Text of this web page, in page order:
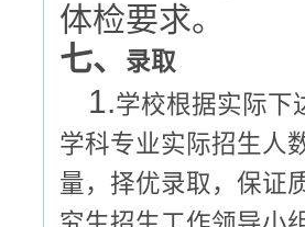
体检要求。
七、 录取
1.学校根据实际下
学科专业实际招生人
量，择优录取，保证